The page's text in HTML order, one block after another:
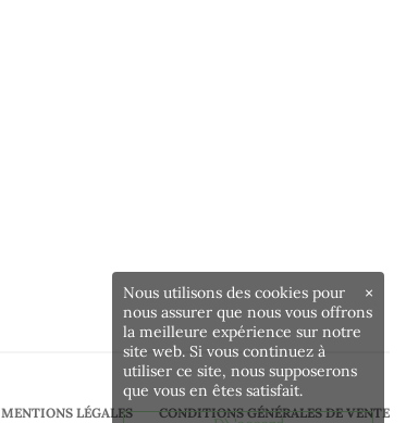
MENTIONS LÉGALES CONDITIONS GÉNÉRALES DE VENTE
×
Nous utilisons des cookies pour
nous assurer que nous vous offrons
la meilleure expérience sur notre
site web. Si vous continuez à
utiliser ce site, nous supposerons
que vous en êtes satisfait.